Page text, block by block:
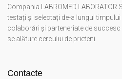
Compania LABROMED LABORATOR
testați și selectați de-a lungul
colaborări și parteneriate de
se alăture cercului de prieteni.
Contacte